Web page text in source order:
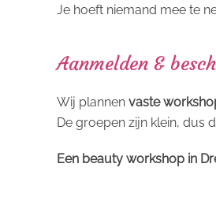
Je hoeft niemand mee te
Aanmelden &
Wij plannen vaste
De groepen zijn klein, dus
Een beauty workshop in